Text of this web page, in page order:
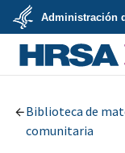
Skip
main
content
U.S.
Department
of
Health
Services
Administración
Biblioteca de
comunitaria